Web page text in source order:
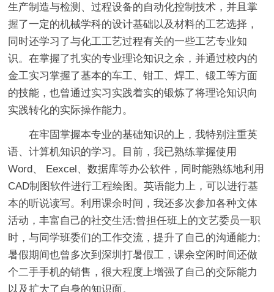
生产制造与检测、过程设备的自动化控制技术，并且掌
握了一定的机械学科的设计基础以及材料的工艺选择，
同时还学习了与化工工艺过程有关的一些工艺专业知
识。在掌握了扎实的专业理论知识之余，并通过校内的
金工实习掌握了基本的车工、钳工、焊工、锻工等方面
的技能，也曾通过实习实践着实的锻炼了将理论知识向
实践转化的实际操作能力。
在牢固掌握本专业的基础知识的上，我特别注重英
语、计算机知识的学习。目前，我已熟练掌握使用
Word、 Eexcel、数据库等办公软件，同时能熟练地利用
CAD制图软件进行工程绘图。英语能力上，可以进行基
本的听说读写。利用课余时间，我还多次参加各种文体
活动，丰富自己的社交生活;曾担任班上的文艺委员一职
时，与同学班委们的工作交流，提升了自己的沟通能力;
暑假期间也曾多次到深圳打暑假工，课余空闲时间还做
个二手手机的销售，很大程度上增强了自己的交际能力
以及扩大了自身的知识面。